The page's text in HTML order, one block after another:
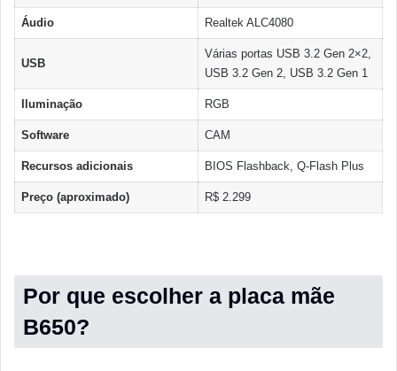
Áudio Realtek ALC4080
USB
Várias portas USB 3.2 Gen 2×2,
USB 3.2 Gen 2, USB 3.2 Gen 1
Iluminação RGB
Software CAM
Recursos adicionais BIOS Flashback, Q-Flash Plus
Preço (aproximado) R$ 2.299
Por que escolher a placa mãe
B650?